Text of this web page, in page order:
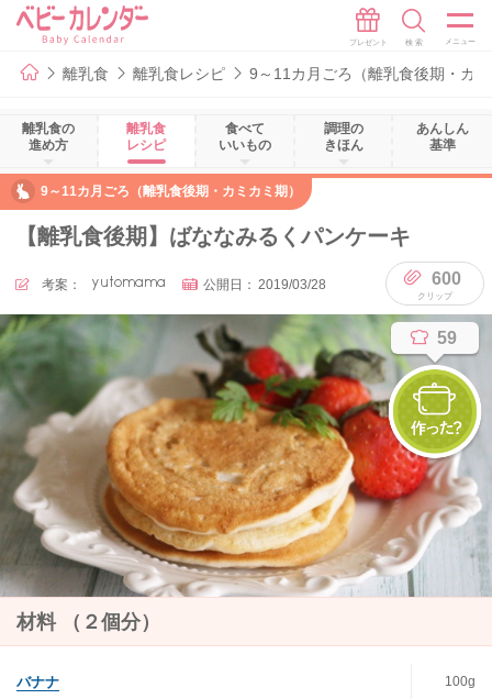
離乳食 離乳食レシピ 9～11カ月ごろ（離乳食後期・カ
離乳食の
進め方
離乳食
レシピ
食べて
いいもの
調理の
きほん
あんしん
基準
9～11カ月ごろ（離乳食後期・カミカミ期）
【離乳食後期】ばななみるくパンケーキ
考案： yutomama 公開日： 2019/03/28 600
59
材料 （２個分）
バナナ 100g